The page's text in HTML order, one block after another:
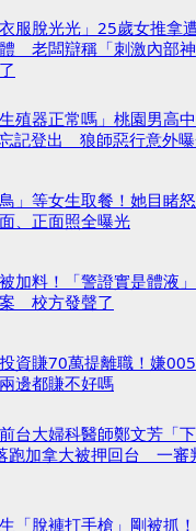
衣服脫光光」25歲女推拿
老闆辯稱「刺激內部神
生殖器正常嗎」桃園男高
記登出 狼師惡行意外曝
」等女生取餐！她目睹
、正面照全曝光
加料！「警證實是體液
校方發聲了
資賺70萬提離職！嫌
邊都賺不好嗎
台大婦科醫師鄭文芳「
跑加拿大被押回台 一審
「脫褲打手槍」剛被抓